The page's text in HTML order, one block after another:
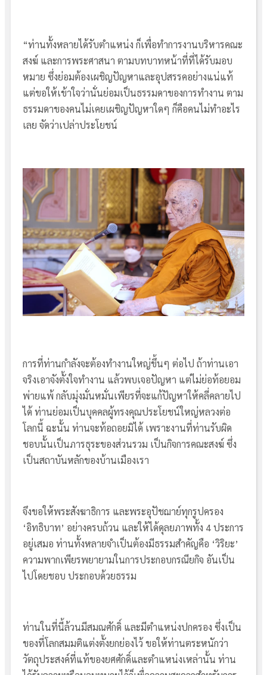
“ท่านทั้งหลายได้รับตำแหน่ง ก็เพื่อทำการงานบริหารคณะ
สงฆ์ และการพระศาสนา ตามบทบาทหน้าที่ที่ได้รับมอบ
หมาย ซึ่งย่อมต้องเผชิญปัญหาและอุปสรรคอย่างแน่แท้
แต่ขอให้เข้าใจว่านั่นย่อมเป็นธรรมดาของการทำงาน ตาม
ธรรมดาของคนไม่เคยเผชิญปัญหาใดๆ ก็คือคนไม่ทำอะไร
เลย จัดว่าเปล่าประโยชน์
การที่ท่านกำลังจะต้องทำงานใหญ่ขึ้นๆ ต่อไป ถ้าท่านเอา
จริงเอาจังตั้งใจทำงาน แล้วพบเจอปัญหา แต่ไม่ย่อท้อยอม
พ่ายแพ้ กลับมุ่งมั่นหมั่นเพียรที่จะแก้ปัญหาให้คลี่คลายไป
ได้ ท่านย่อมเป็นบุคคลผู้ทรงคุณประโยชน์ใหญ่หลวงต่อ
โลกนี้ ฉะนั้น ท่านจะท้อถอยมิได้ เพราะงานที่ท่านรับผิด
ชอบนั้นเป็นภารธุระของส่วนรวม เป็นกิจการคณะสงฆ์ ซึ่ง
เป็นสถาบันหลักของบ้านเมืองเรา
จึงขอให้พระสังฆาธิการ และพระอุปัชฌาย์ทุกรูปครอง
‘อิทธิบาท’ อย่างครบถ้วน และให้ได้ดุลยภาพทั้ง 4 ประการ
อยู่เสมอ ท่านทั้งหลายจำเป็นต้องมีธรรมสำคัญคือ ‘วิริยะ’
ความพากเพียรพยายามในการประกอบกรณียกิจ อันเป็น
ไปโดยชอบ ประกอบด้วยธรรม
ท่านในที่นี้ล้วนมีสมณศักดิ์ และมีตำแหน่งปกครอง ซึ่งเป็น
ของที่โลกสมมติแต่งตั้งยกย่องไว้ ขอให้ท่านตระหนักว่า
วัตถุประสงค์ที่แท้ของยศศักดิ์และตำแหน่งเหล่านั้น ท่าน